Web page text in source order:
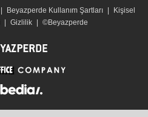
| Beyazperde Kullanım Şartları |
Kişisel
| Gizlilik | ©Beyazperde